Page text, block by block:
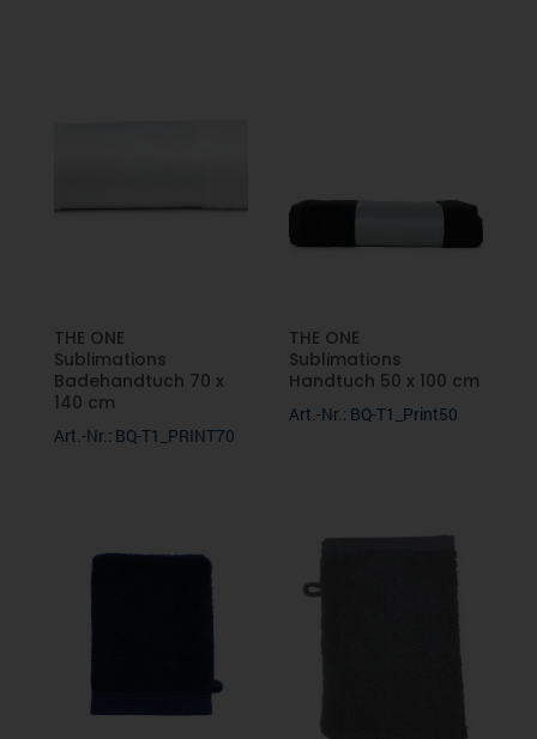
THE ONE
Sublimations
Badehandtuch 70 x
140 cm
Art.-Nr.: BQ-T1_PRINT70
THE ONE
Sublimations
Handtuch 50 x 100 cm
Art.-Nr.: BQ-T1_Print50